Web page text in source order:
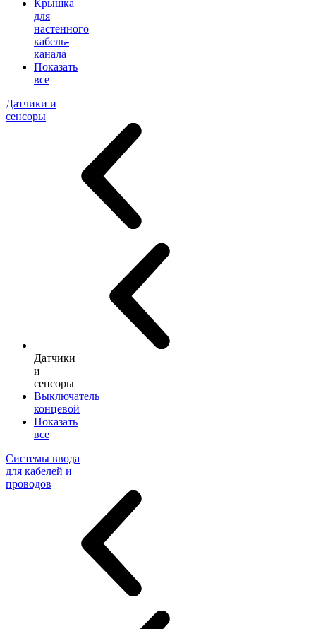
Крышка
для
настенного
кабель-
канала
Показать
все
Датчики и
сенсоры
Датчики
и
сенсоры
Выключатель
концевой
Показать
все
Системы ввода
для кабелей и
проводов